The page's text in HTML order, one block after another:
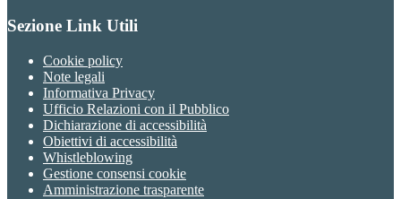
Sezione Link Utili
Cookie policy
Note legali
Informativa Privacy
Ufficio Relazioni con il Pubblico
Dichiarazione di accessibilità
Obiettivi di accessibilità
Whistleblowing
Gestione consensi cookie
Amministrazione trasparente